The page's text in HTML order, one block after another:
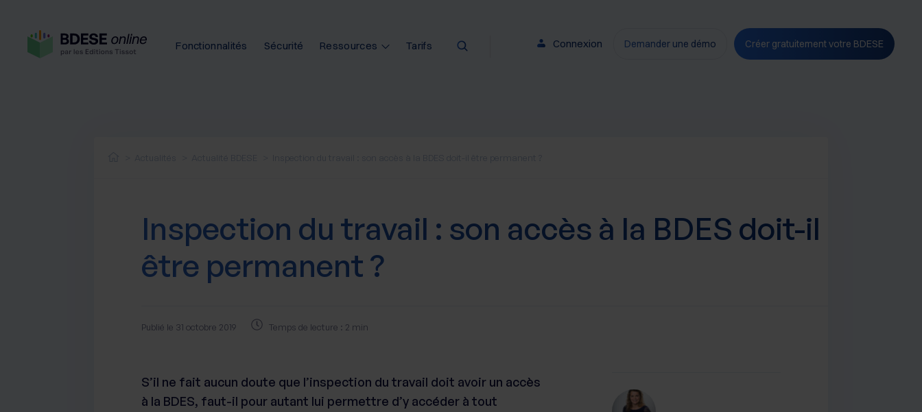
Fonctionnalités Sécurité Ressources Tarifs Connexion Demander une démo Créer gratuitement votre BDESE
Inspection du travail : son accès à la BDES doit-il
être permanent ?
Publié le 31 octobre 2019 Temps de lecture : 2 min
S’il ne fait aucun doute que l’inspection du travail doit avoir un accès
à la BDES, faut-il pour autant lui permettre d’y accéder à tout